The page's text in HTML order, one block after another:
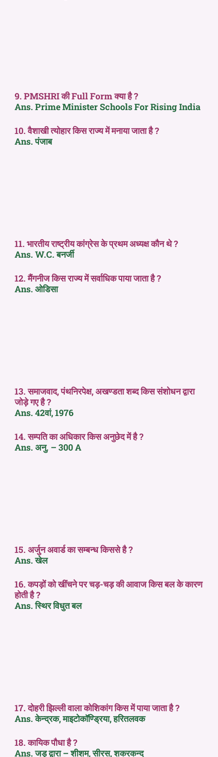
9. PMSHRI की Full Form क्या है ?
Ans. Prime Minister Schools For Rising India
10. वैशाखी त्योहार किस राज्य में मनाया जाता है ?
Ans. पंजाब
11. भारतीय राष्ट्रीय कांग्रेस के प्रथम अध्यक्ष कौन थे ?
Ans. W.C. बनर्जी
12. मैंगनीज किस राज्य में सर्वाधिक पाया जाता है ?
Ans. ओडिसा
13. समाजवाद, पंथनिरपेक्ष, अखण्डता शब्द किस संशोधन द्वारा
जोड़े गए है ?
Ans. 42वां, 1976
14. सम्पति का अधिकार किस अनुछेद में है ?
Ans. अनु. – 300 A
15. अर्जुन अवार्ड का सम्बन्ध किससे है ?
Ans. खेल
16. कपड़ों को खींचने पर चड़-चड़ की आवाज किस बल के कारण
होती है ?
Ans. स्थिर विधुत बल
17. दोहरी झिल्ली वाला कोशिकांग किस में पाया जाता है ?
Ans. केन्द्रक, माइटोकॉण्ड्रिया, हरितलवक
18. कायिक पौधा है ?
Ans. जड़ द्वारा – शीशम, सीरस, शकरकन्द